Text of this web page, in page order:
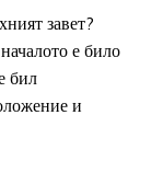
завет?
е било
бил
и